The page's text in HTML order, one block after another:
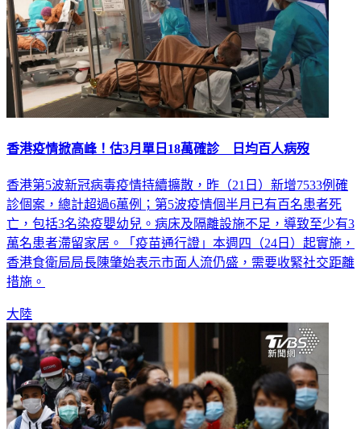
香港疫情掀高峰！‎估3月單日18萬確診 日均百人病歿
香港第5波新冠病毒疫情持續擴散，昨（21日）新增7533例確
診個案，總計超過6萬例；第5波疫情個半月已有百名患者死
亡，包括3名染疫嬰幼兒。病床及隔離設施不足，導致至少有3
萬名患者滯留家居。「疫苗通行證」本週四（24日）起實施，
香港食衛局局長陳肇始表示市面人流仍盛，需要收緊社交距離
措施。
大陸